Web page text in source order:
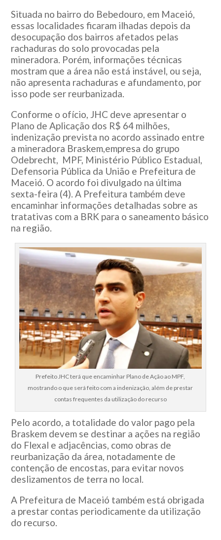
Situada no bairro do Bebedouro, em Maceió,
essas localidades ficaram ilhadas depois da
desocupação dos bairros afetados pelas
rachaduras do solo provocadas pela
mineradora. Porém, informações técnicas
mostram que a área não está instável, ou seja,
não apresenta rachaduras e afundamento, por
isso pode ser reurbanizada.
Conforme o ofício, JHC deve apresentar o
Plano de Aplicação dos R$ 64 milhões,
indenização prevista no acordo assinado entre
a mineradora Braskem,empresa do grupo
Odebrecht, MPF, Ministério Público Estadual,
Defensoria Pública da União e Prefeitura de
Maceió. O acordo foi divulgado na última
sexta-feira (4). A Prefeitura também deve
encaminhar informações detalhadas sobre as
tratativas com a BRK para o saneamento básico
na região.
Prefeito JHC terá que encaminhar Plano de Ação ao MPF,
mostrando o que será feito com a indenização, além de prestar
contas frequentes da utilização do recurso
Pelo acordo, a totalidade do valor pago pela
Braskem devem se destinar a ações na região
do Flexal e adjacências, como obras de
reurbanização da área, notadamente de
contenção de encostas, para evitar novos
deslizamentos de terra no local.
A Prefeitura de Maceió também está obrigada
a prestar contas periodicamente da utilização
do recurso.